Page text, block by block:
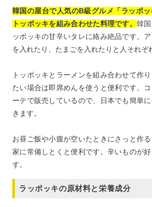
韓国の屋台で人気のB級グルメ「ラッポ
トッポッキを組み合わせた料理です。韓
ッポッキの甘辛いタレに絡み絶品です。
を入れたり、たまごを入れたりと人それぞ
トッポッキとラーメンを組み合わせて作
たい場合は即席めんを使うと便利です。
ーテで販売しているので、日本でも簡単
きます。
お昼ご飯や小腹が空いたときにさっと作る
家に常備しとくと便利です。辛いものが
す。
ラッポッキの原材料と栄養成分